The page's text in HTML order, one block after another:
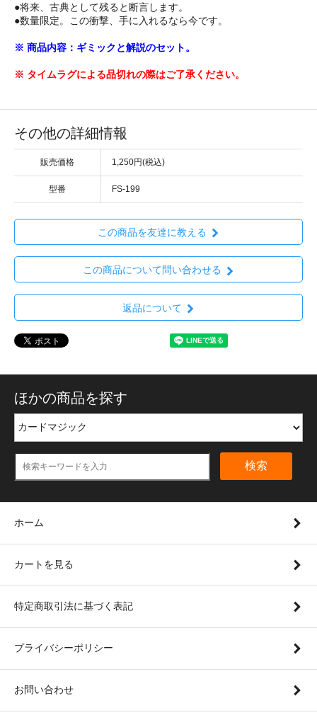
●将来、古典として残ると断言します。
●数量限定。この衝撃、手に入れるなら今です。
※ 商品内容：ギミックと解説のセット。
※ タイムラグによる品切れの際はご了承ください。
その他の詳細情報
販売価格 1,250円(税込)
型番 FS-199
この商品を友達に教える
この商品について問い合わせる
返品について
ほかの商品を探す
検索
ホーム
カートを見る
特定商取引法に基づく表記
プライバシーポリシー
お問い合わせ